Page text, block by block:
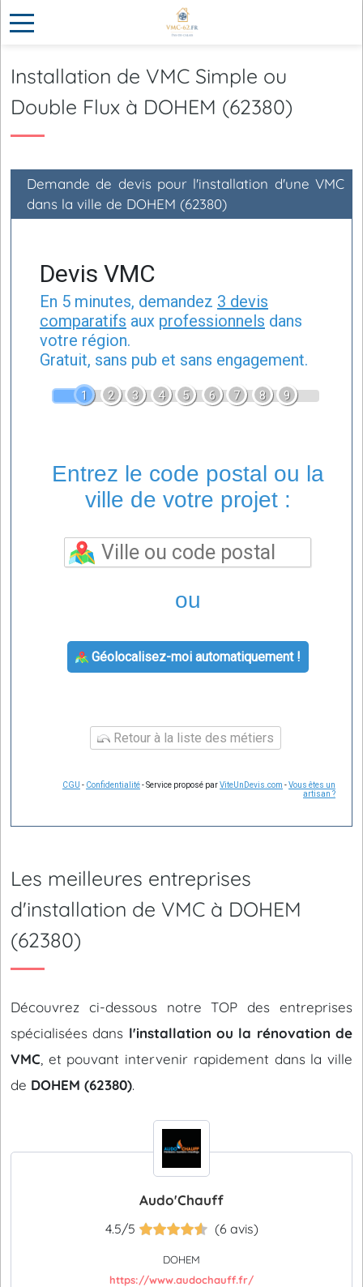
Installation de VMC Simple ou
Double Flux à DOHEM (62380)
Demande de devis pour l'installation d'une VMC
dans la ville de DOHEM (62380)
Devis VMC
En 5 minutes, demandez 3 devis
comparatifs aux professionnels dans
votre région.
Gratuit, sans pub et sans engagement.
1 2 3 4 5 6 7 8 9
Entrez le code postal ou la
ville de votre projet :
ou
Géolocalisez-moi automatiquement !
Retour à la liste des métiers
CGU - Confidentialité- Service proposé parViteUnDevis.com -Vous êtes un
artisan ?
Les meilleures entreprises
d'installation de VMC à DOHEM
(62380)
Découvrez ci-dessous notre TOP des entreprises
spécialisées dans l'installation ou la rénovation de
VMC , et pouvant intervenir rapidement dans la ville
de DOHEM (62380).
Audo'Chauff
4.5/5 (6 avis)
DOHEM
https://www.audochauff.fr/